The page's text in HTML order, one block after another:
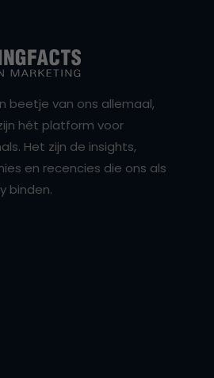
beetje van ons allemaal,
hét platform voor
Het zijn de insights,
en recencies die ons als
binden.